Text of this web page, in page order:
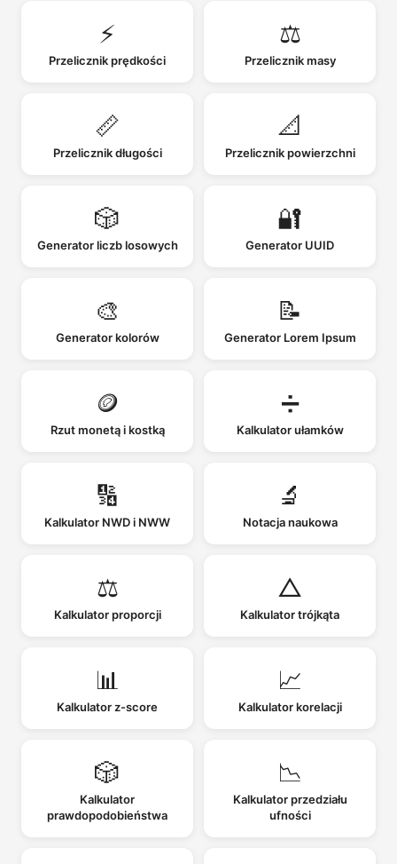
⚡
Przelicznik prędkości
⚖️
Przelicznik masy
📏
Przelicznik długości
📐
Przelicznik powierzchni
🎲
Generator liczb losowych
🔐
Generator UUID
🎨
Generator kolorów
📝
Generator Lorem Ipsum
🪙
Rzut monetą i kostką
➗
Kalkulator ułamków
🔢
Kalkulator NWD i NWW
🔬
Notacja naukowa
⚖️
Kalkulator proporcji
△
Kalkulator trójkąta
📊
Kalkulator z-score
📈
Kalkulator korelacji
🎲
Kalkulator
prawdopodobieństwa
📉
Kalkulator przedziału
ufności